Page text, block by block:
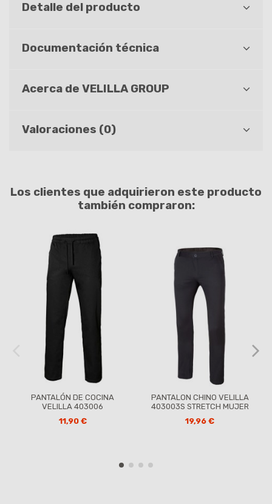
Detalle del producto
Documentación técnica
Acerca de VELILLA GROUP
Valoraciones (0)
Los clientes que adquirieron este producto
también compraron:
PANTALÓN DE COCINA
VELILLA 403006
11,90 €
PANTALON CHINO VELILLA
403003S STRETCH MUJER
19,96 €